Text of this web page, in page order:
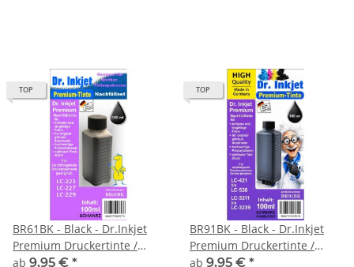
TOP
BR61BK - Black - Dr.Inkjet
Premium Druckertinte /
Nachfülltinte für Brother
ab 9,95 € *
TOP
BR91BK - Black - Dr.Inkjet
Premium Druckertinte /
Nachfülltinte für Brother
ab 9,95 € *